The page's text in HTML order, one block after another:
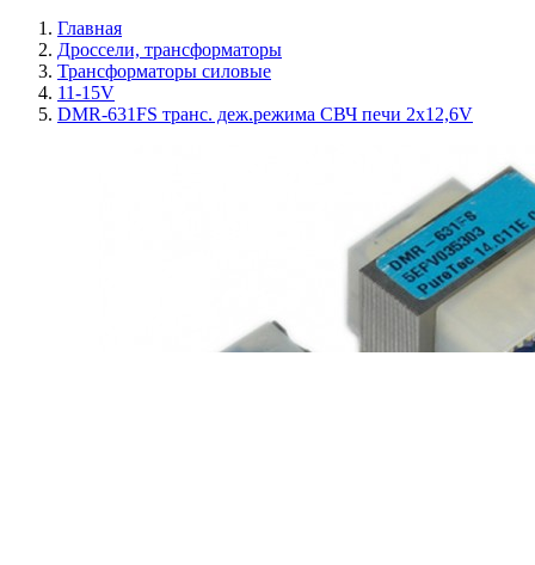
Главная
Дроссели, трансформаторы
Трансформаторы силовые
11-15V
DMR-631FS транс. деж.режима СВЧ печи 2х12,6V